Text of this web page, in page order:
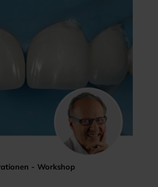
- Workshop